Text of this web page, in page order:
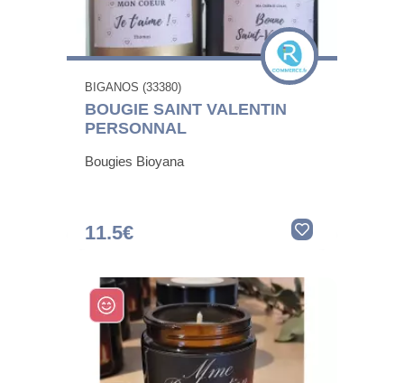
BIGANOS (33380)
BOUGIE SAINT VALENTIN
PERSONNAL
Bougies Bioyana
11.5€